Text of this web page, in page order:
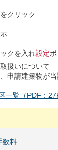
をクリック
クを入れ設定
扱いについて
申請建築物が
一覧（PDF：
数料